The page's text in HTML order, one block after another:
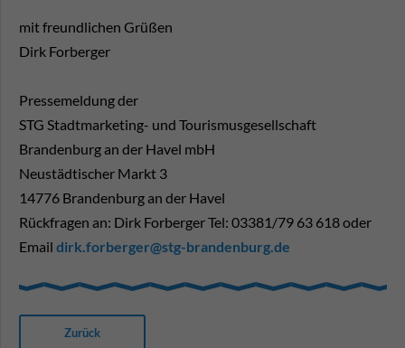
mit freundlichen Grüßen
Dirk Forberger
Pressemeldung der
STG Stadtmarketing- und Tourismusgesellschaft
Brandenburg an der Havel mbH
Neustädtischer Markt 3
14776 Brandenburg an der Havel
Rückfragen an: Dirk Forberger Tel: 03381/79 63 618 oder
Email dirk.forberger@stg-brandenburg.de
Zurück